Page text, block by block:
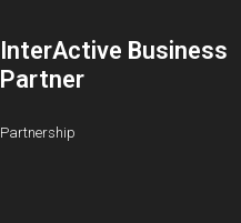
InterActive Business
Partner
Partnership